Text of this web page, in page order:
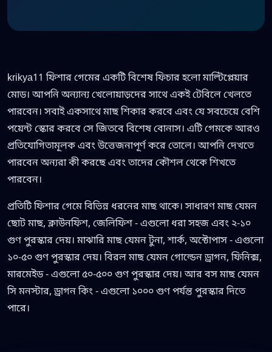
krikya11 ফিশার গেমের একটি বিশেষ ফিচার হলো মাল্টিপ্লেয়ার
মোড। আপনি অন্যান্য খেলোয়াড়দের সাথে একই টেবিলে খেলতে
পারবেন। সবাই একসাথে মাছ শিকার করবে এবং যে সবচেয়ে বেশি
পয়েন্ট স্কোর করবে সে জিতবে বিশেষ বোনাস। এটি গেমকে আরও
প্রতিযোগিতামূলক এবং উত্তেজনাপূর্ণ করে তোলে। আপনি দেখতে
পারবেন অন্যরা কী করছে এবং তাদের কৌশল থেকে শিখতে
পারবেন।
প্রতিটি ফিশার গেমে বিভিন্ন ধরনের মাছ থাকে। সাধারণ মাছ যেমন
ছোট মাছ, ক্লাউনফিশ, জেলিফিশ - এগুলো ধরা সহজ এবং ২-১০
গুণ পুরস্কার দেয়। মাঝারি মাছ যেমন টুনা, শার্ক, অক্টোপাস - এগুলো
১০-৫০ গুণ পুরস্কার দেয়। বিরল মাছ যেমন গোল্ডেন ড্রাগন, ফিনিক্স,
মারমেইড - এগুলো ৫০-৫০০ গুণ পুরস্কার দেয়। আর বস মাছ যেমন
সি মনস্টার, ড্রাগন কিং - এগুলো ১০০০ গুণ পর্যন্ত পুরস্কার দিতে
পারে।